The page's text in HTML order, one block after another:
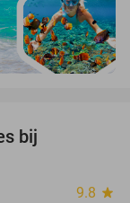
bij
9.8 star